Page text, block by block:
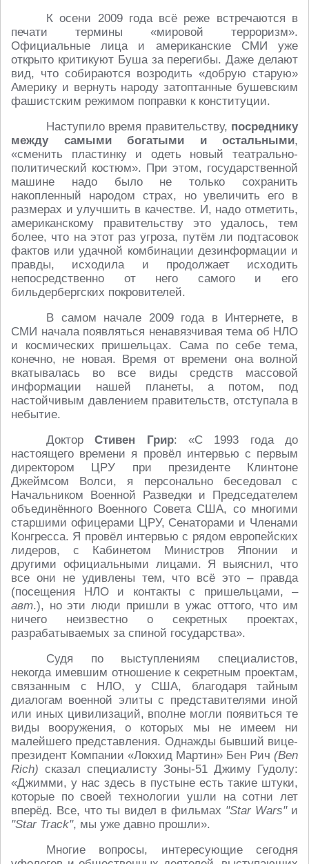
К осени 2009 года всё реже встречаются в
печати термины «мировой терроризм».
Официальные лица и американские СМИ уже
открыто критикуют Буша за перегибы. Даже делают
вид, что собираются возродить «добрую старую»
Америку и вернуть народу затоптанные бушевским
фашистским режимом поправки к конституции.
Наступило время правительству, посреднику
между самыми богатыми и остальными,
«сменить пластинку и одеть новый театрально-
политический костюм». При этом, государственной
машине надо было не только сохранить
накопленный народом страх, но увеличить его в
размерах и улучшить в качестве. И, надо отметить,
американскому правительству это удалось, тем
более, что на этот раз угроза, путём ли подтасовок
фактов или удачной комбинации дезинформации и
правды, исходила и продолжает исходить
непосредственно от него самого и его
бильдербергских покровителей.
В самом начале 2009 года в Интернете, в
СМИ начала появляться ненавязчивая тема об НЛО
и космических пришельцах. Сама по себе тема,
конечно, не новая. Время от времени она волной
вкатывалась во все виды средств массовой
информации нашей планеты, а потом, под
настойчивым давлением правительств, отступала в
небытие.
ДокторСтивен Грир: «С 1993 года до
настоящего времени я провёл интервью с первым
директором ЦРУ при президенте Клинтоне
Джеймсом Волси, я персонально беседовал с
Начальником Военной Разведки и Председателем
объединённого Военного Совета США, со многими
старшими офицерами ЦРУ, Сенаторами и Членами
Конгресса. Я провёл интервью с рядом европейских
лидеров, с Кабинетом Министров Японии и
другими официальными лицами. Я выяснил, что
все они не удивлены тем, что всё это – правда
(посещения НЛО и контакты с пришельцами, –
авт.), но эти люди пришли в ужас оттого, что им
ничего неизвестно о секретных проектах,
разрабатываемых за спиной государства».
Судя по выступлениям специалистов,
некогда имевшим отношение к секретным проектам,
связанным с НЛО, у США, благодаря тайным
диалогам военной элиты с представителями иной
или иных цивилизаций, вполне могли появиться те
виды вооружения, о которых мы не имеем ни
малейшего представления. Однажды бывший вице-
президент Компании «Локхид Мартин» Бен Рич (Ben
Rich) сказал специалисту Зоны-51 Джиму Гудолу:
«Джимми, у нас здесь в пустыне есть такие штуки,
которые по своей технологии ушли на сотни лет
вперёд. Все, что ты видел в фильмах "Star Wars"и
"Star Track", мы уже давно прошли».
Многие вопросы, интересующие сегодня